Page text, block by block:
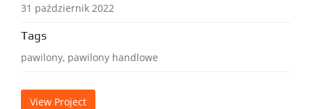
31 październik 2022
Tags
pawilony, pawilony handlowe
View Project